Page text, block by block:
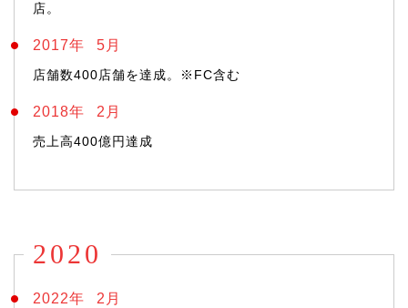
店。
2017年 5月
店舗数400店舗を達成。※FC含む
2018年 2月
売上高400億円達成
2020
2022年 2月